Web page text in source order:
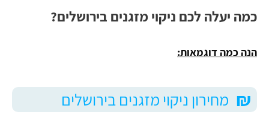
כמה יעלה לכם ניקוי מזגנים בירושלים?
הנה כמה דוגמאות:
₪ מחירון ניקוי מזגנים בירושלים